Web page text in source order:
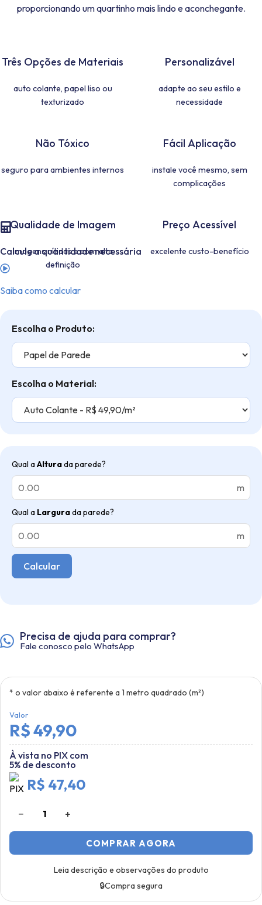
proporcionando um quartinho mais lindo e aconchegante.
Três Opções de Materiais
auto colante, papel liso ou
texturizado
Personalizável
adapte ao seu estilo e
necessidade
Não Tóxico
seguro para ambientes internos
Fácil Aplicação
instale você mesmo, sem
complicações
Qualidade de Imagem
imagens nítidas e com alta
definição
Preço Acessível
excelente custo-benefício
Calcule a quantidade necessária
Saiba como calcular
Escolha o Produto:
Escolha o Material:
Qual aAlturada parede?
m
Qual a Largurada parede?
m
Calcular
Precisa de ajuda para comprar?
Fale conosco pelo WhatsApp
* o valor abaixo é referente a 1 metro quadrado (m²)
Valor
R$ 49,90
À vista no PIX com
5% de desconto
R$ 47,40
− 1 +
COMPRAR AGORA
Leia descrição e observações do produto
🔒Compra segura
Papel